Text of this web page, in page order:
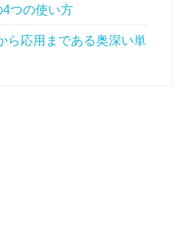
4つの使い方
ら応用まである奥深い単